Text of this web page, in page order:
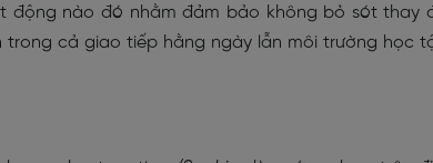
động nào đó nhằm đảm bảo không bỏ sót thay
cả giao tiếp hằng ngày lẫn môi trường học